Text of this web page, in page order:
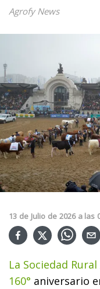
Agrofy News
13 de Julio de 2026 a las
La Sociedad
160° aniversario